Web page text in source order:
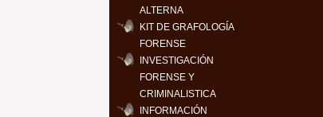
ALTERNA
KIT DE GRAFOLOGÍA
FORENSE
INVESTIGACIÓN
FORENSE Y
CRIMINALISTICA
INFORMACIÓN